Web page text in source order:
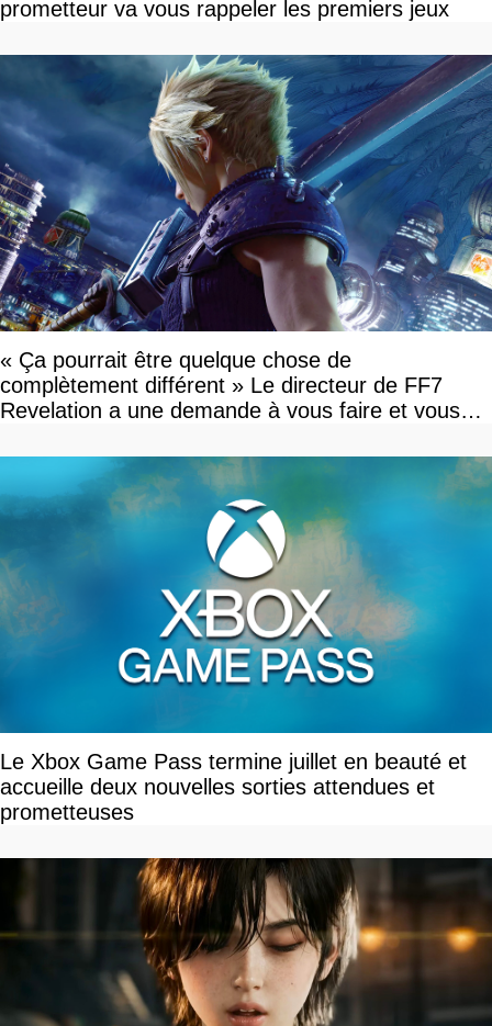
prometteur va vous rappeler les premiers jeux
« Ça pourrait être quelque chose de
complètement différent » Le directeur de FF7
Revelation a une demande à vous faire et vous
Le Xbox Game Pass termine juillet en beauté et
accueille deux nouvelles sorties attendues et
prometteuses